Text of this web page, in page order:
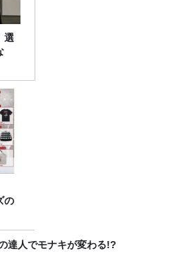
選
の
達人でモナキが変わる!?